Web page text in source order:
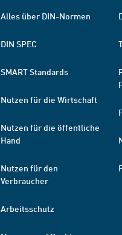
Alles über DIN-Normen
DIN SPEC
SMART Standards
Nutzen für die Wirtschaft
Nutzen für die öffentliche
Hand
Nutzen für den
Verbraucher
Arbeitsschutz